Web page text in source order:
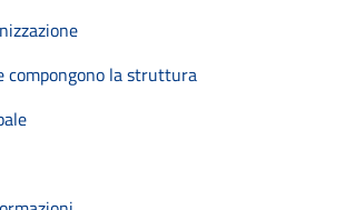
compongono la struttura